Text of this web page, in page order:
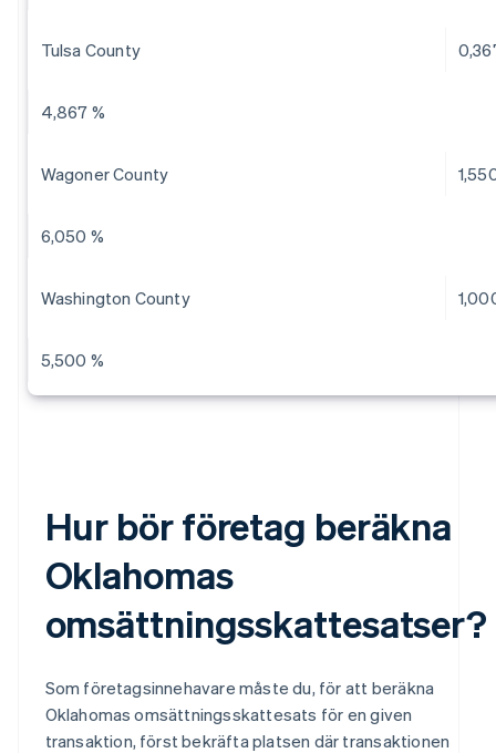
Tulsa County
4,867 %
Wagoner County
6,050 %
Washington County
5,500 %
Hur bör företag beräkna
Oklahomas
omsättningsskattesatser?
Som företagsinnehavare måste du, för att beräkna
Oklahomas omsättningsskattesats för en given
transaktion, först bekräfta platsen där transaktionen